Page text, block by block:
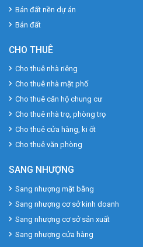
Bán đất nền dự án
Bán đất
CHO THUÊ
Cho thuê nhà riêng
Cho thuê nhà mặt phố
Cho thuê căn hộ chung cư
Cho thuê nhà trọ, phòng trọ
Cho thuê cửa hàng, ki ốt
Cho thuê văn phòng
SANG NHƯỢNG
Sang nhượng mặt bằng
Sang nhượng cơ sở kinh doanh
Sang nhượng cơ sở sản xuất
Sang nhượng cửa hàng